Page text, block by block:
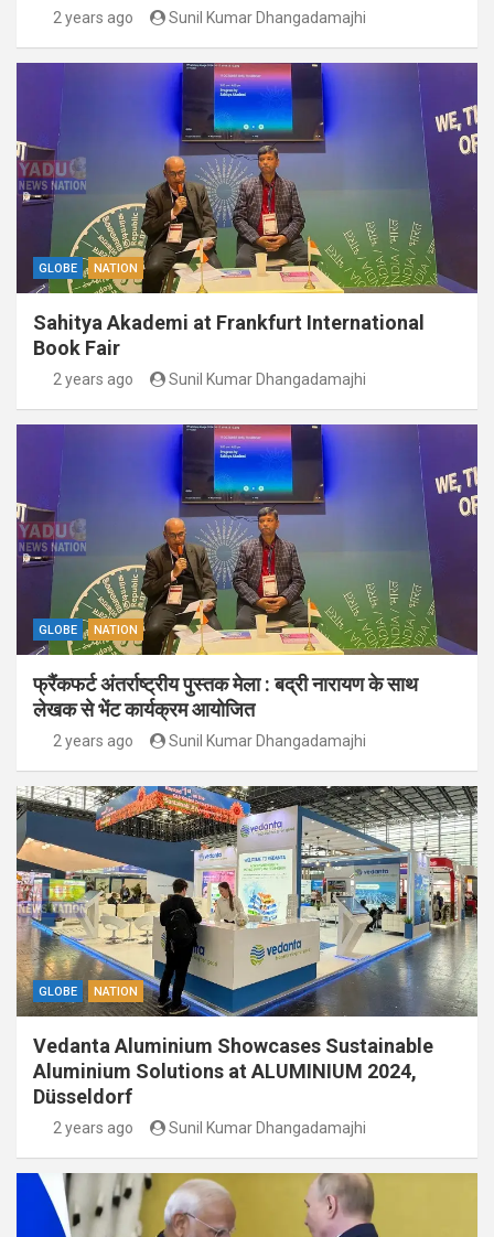
2 years ago Sunil Kumar Dhangadamajhi
GLOBE NATION
Sahitya Akademi at Frankfurt International
Book Fair
2 years ago Sunil Kumar Dhangadamajhi
GLOBE NATION
फ्रैंकफर्ट अंतर्राष्ट्रीय पुस्तक मेला : बद्री नारायण के साथ
लेखक से भेंट कार्यक्रम आयोजित
2 years ago Sunil Kumar Dhangadamajhi
GLOBE NATION
Vedanta Aluminium Showcases Sustainable
Aluminium Solutions at ALUMINIUM 2024,
Düsseldorf
2 years ago Sunil Kumar Dhangadamajhi